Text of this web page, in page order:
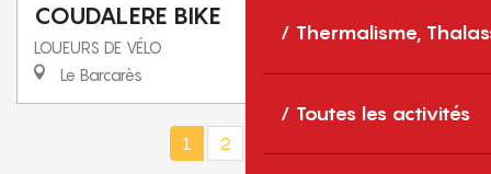
Thermalisme,
Toutes les activités
COUDALERE BIKE
LOUEURS DE VÉLO
Le Barcarès
1 2